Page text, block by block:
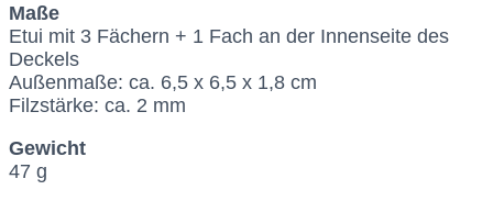
Maße
Etui mit 3 Fächern + 1 Fach an der Innenseite des
Deckels
Außenmaße: ca. 6,5 x 6,5 x 1,8 cm
Filzstärke: ca. 2 mm
Gewicht
47 g